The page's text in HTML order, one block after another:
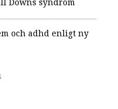
Downs syndrom
och adhd enligt ny